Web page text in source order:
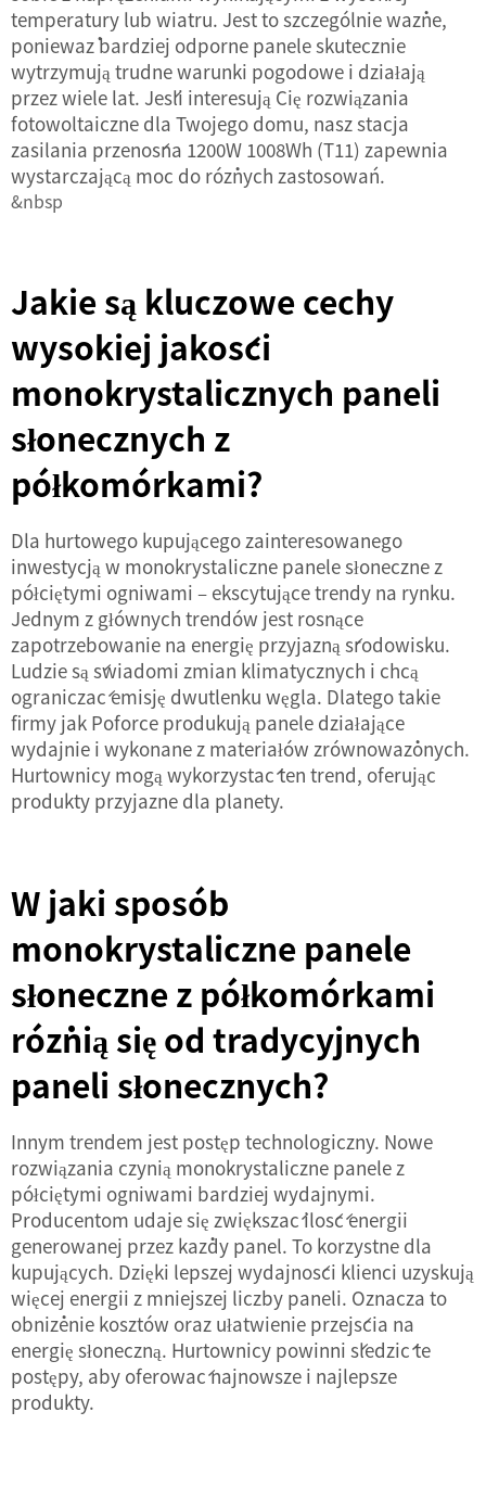
temperatury lub wiatru. Jest to szczególnie ważne,
ponieważ bardziej odporne panele skutecznie
wytrzymują trudne warunki pogodowe i działają
przez wiele lat. Jeśli interesują Cię rozwiązania
fotowoltaiczne dla Twojego domu, naszstacja
zasilania przenośna 1200W 1008Wh (T11) zapewnia
wystarczającą moc do różnych zastosowań.
&nbsp
Jakie są kluczowe cechy
wysokiej jakości
monokrystalicznych paneli
słonecznych z
półkomórkami?
Dla hurtowego kupującego zainteresowanego
inwestycją w monokrystaliczne panele słoneczne z
półciętymi ogniwami – ekscytujące trendy na rynku.
Jednym z głównych trendów jest rosnące
zapotrzebowanie na energię przyjazną środowisku.
Ludzie są świadomi zmian klimatycznych i chcą
ograniczać emisję dwutlenku węgla. Dlatego takie
firmy jak Poforce produkują panele działające
wydajnie i wykonane z materiałów zrównoważonych.
Hurtownicy mogą wykorzystać ten trend, oferując
produkty przyjazne dla planety.
W jaki sposób
monokrystaliczne panele
słoneczne z półkomórkami
różnią się od tradycyjnych
paneli słonecznych?
Innym trendem jest postęp technologiczny. Nowe
rozwiązania czynią monokrystaliczne panele z
półciętymi ogniwami bardziej wydajnymi.
Producentom udaje się zwiększać ilość energii
generowanej przez każdy panel. To korzystne dla
kupujących. Dzięki lepszej wydajności klienci uzyskują
więcej energii z mniejszej liczby paneli. Oznacza to
obniżenie kosztów oraz ułatwienie przejścia na
energię słoneczną. Hurtownicy powinni śledzić te
postępy, aby oferować najnowsze i najlepsze
produkty.